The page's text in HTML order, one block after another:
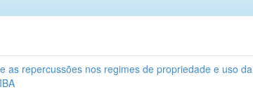
as repercussões nos regimes de propriedade e uso da